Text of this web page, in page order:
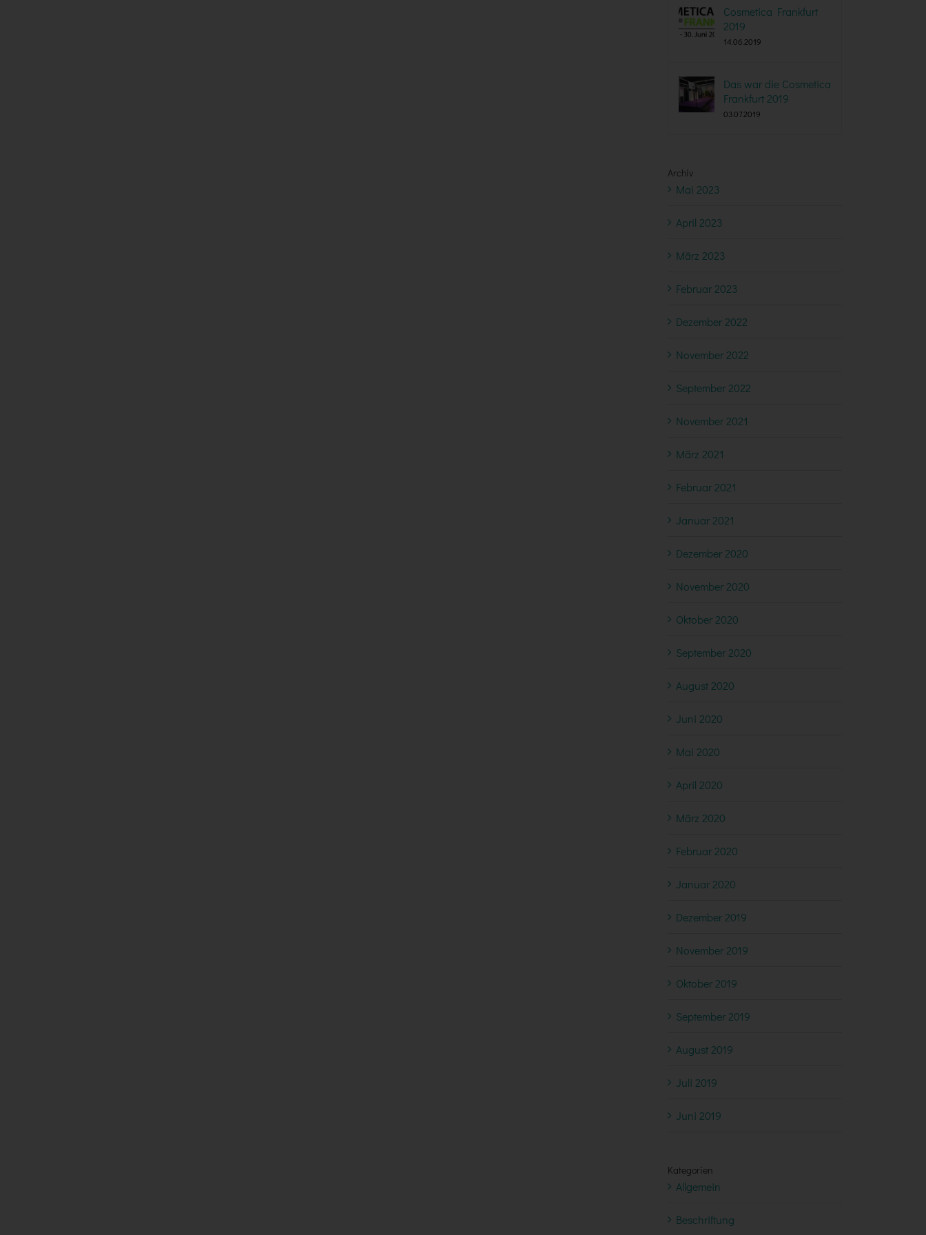
Cosmetica Frankfurt
2019
14.06.2019
Das war die Cosmetica
Frankfurt 2019
03.07.2019
Archiv
Mai 2023
April 2023
März 2023
Februar 2023
Dezember 2022
November 2022
September 2022
November 2021
März 2021
Februar 2021
Januar 2021
Dezember 2020
November 2020
Oktober 2020
September 2020
August 2020
Juni 2020
Mai 2020
April 2020
März 2020
Februar 2020
Januar 2020
Dezember 2019
November 2019
Oktober 2019
September 2019
August 2019
Juli 2019
Juni 2019
Kategorien
Allgemein
Beschriftung